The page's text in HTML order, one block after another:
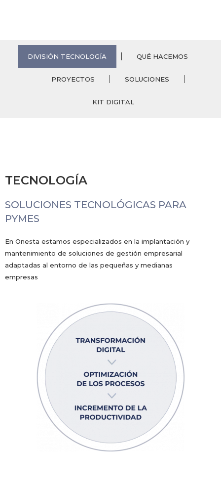
DIVISIÓN TECNOLOGÍA QUÉ HACEMOS
PROYECTOS SOLUCIONES
KIT DIGITAL
TECNOLOGÍA
SOLUCIONES TECNOLÓGICAS PARA
PYMES
En Onesta estamos especializados en la implantación y
mantenimiento de soluciones de gestión empresarial
adaptadas al entorno de las pequeñas y medianas
empresas